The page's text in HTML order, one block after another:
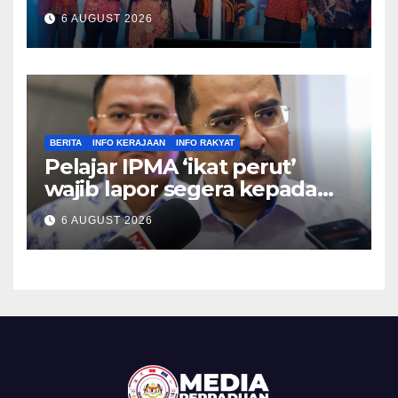
ekonomi negara – Zahid
Hamidi
6 AUGUST 2026
BERITA INFO KERAJAAN INFO RAKYAT
Pelajar IPMA ‘ikat perut’
wajib lapor segera kepada
Pengarah – Asyraf Wajdi
6 AUGUST 2026